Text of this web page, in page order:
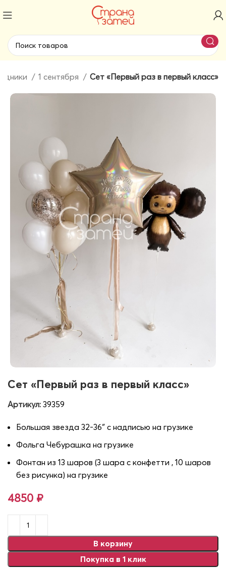
1 сентября Сет «Первый раз в первый класс»
Сет «Первый раз в первый класс»
Артикул: 39359
Большая звезда 32-36″ с надписью на грузике
Фольга Чебурашка на грузике
Фонтан из 13 шаров (3 шара с конфетти , 10 шаров
без рисунка) на грузике
4850 ₽
В корзину
Покупка в 1 клик